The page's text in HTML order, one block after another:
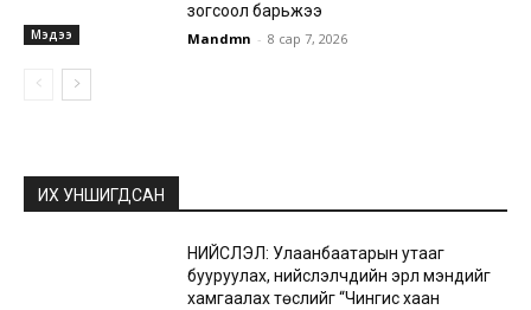
Мэдээ
зогсоол барьжээ
Mandmn - 8 сар 7, 2026
ИХ УНШИГДСАН
НИЙСЛЭЛ: Улаанбаатарын утааг
бууруулах, нийслэлчүүдийн эрүүл мэндийг
хамгаалах төслийг “Чингис хаан